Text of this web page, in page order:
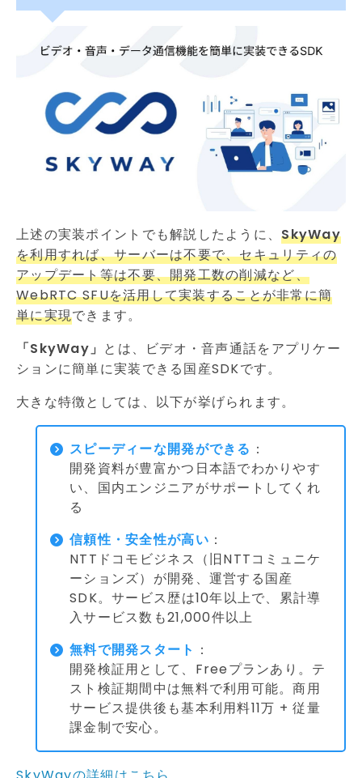
上述の実装ポイントでも解説したように、SkyWay
を利用すれば、サーバーは不要で、セキュリティの
アップデート等は不要、開発工数の削減など、
WebRTC SFUを活用して実装することが非常に簡
単に実現できます。
「SkyWay」 とは、ビデオ・音声通話をアプリケー
ションに簡単に実装できる国産SDKです。
大きな特徴としては、以下が挙げられます。
スピーディーな開発ができる ：
開発資料が豊富かつ日本語でわかりやす
い、国内エンジニアがサポートしてくれ
る
信頼性・安全性が高い ：
NTTドコモビジネス（旧NTTコミュニケ
ーションズ）が開発、運営する国産
SDK。サービス歴は10年以上で、累計導
入サービス数も21,000件以上
無料で開発スタート ：
開発検証用として、Freeプランあり。テ
スト検証期間中は無料で利用可能。商用
サービス提供後も基本利用料11万 + 従量
課金制で安心。